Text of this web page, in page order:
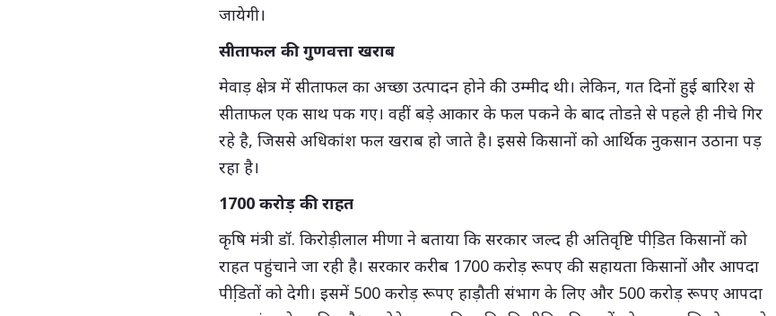
जायेगी।
सीताफल की गुणवत्ता खराब
मेवाड़ क्षेत्र में सीताफल का अच्छा उत्पादन होने की उम्मीद थी। लेकिन, गत दिनों हुई बारिश से
सीताफल एक साथ पक गए। वहीं बड़े आकार के फल पकने के बाद तोडऩे से पहले ही नीचे गिर
रहे है, जिससे अधिकांश फल खराब हो जाते है। इससे किसानों को आर्थिक नुकसान उठाना पड़
रहा है।
1700 करोड़ की राहत
कृषि मंत्री डॉ. किरोड़ीलाल मीणा ने बताया कि सरकार जल्द ही अतिवृष्टि पीडि़त किसानों को
राहत पहुंचाने जा रही है। सरकार करीब 1700 करोड़ रूपए की सहायता किसानों और आपदा
पीडि़तों को देगी। इसमें 500 करोड़ रूपए हाड़ौती संभाग के लिए और 500 करोड़ रूपए आपदा